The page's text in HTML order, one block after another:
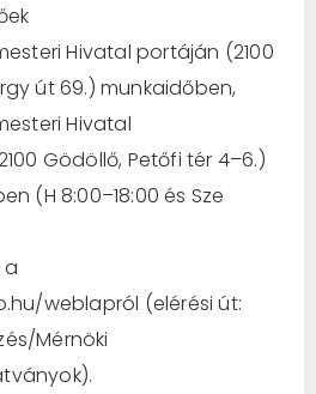
Hivatal portáján (2100
út69.)munkaidőben,
Hivatal
Gödöllő, Petőfi tér 4–6.)
(H 8:00–18:00 és Sze
a
weblapról (elérési út:
/Mérnöki
ok).